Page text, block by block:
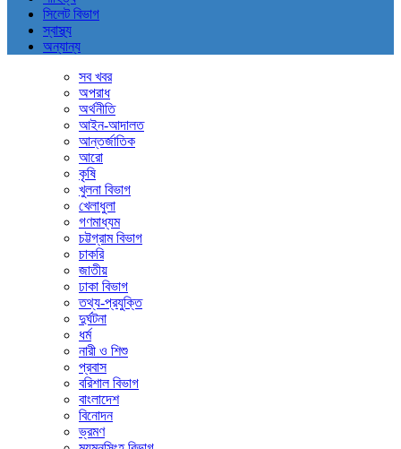
সিলেট বিভাগ
স্বাস্থ্য
অন্যান্য
সব খবর
অপরাধ
অর্থনীতি
আইন-আদালত
আন্তর্জাতিক
আরো
কৃষি
খুলনা বিভাগ
খেলাধুলা
গণমাধ্যম
চট্টগ্রাম বিভাগ
চাকরি
জাতীয়
ঢাকা বিভাগ
তথ্য-প্রযুক্তি
দুর্ঘটনা
ধর্ম
নারী ও শিশু
প্রবাস
বরিশাল বিভাগ
বাংলাদেশ
বিনোদন
ভ্রমণ